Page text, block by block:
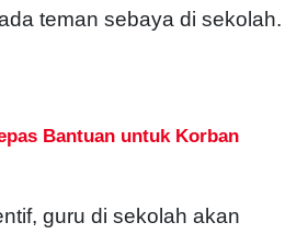
teman sebaya di sekolah.
Bantuan untuk Korban
guru di sekolah akan